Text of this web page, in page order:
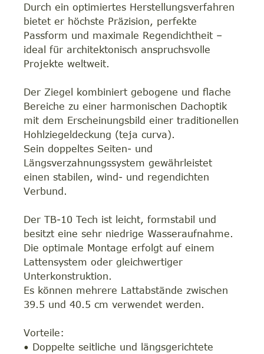
Durch ein optimiertes Herstellungsverfahren
bietet er höchste Präzision, perfekte
Passform und maximale Regendichtheit –
ideal für architektonisch anspruchsvolle
Projekte weltweit.
Der Ziegel kombiniert gebogene und flache
Bereiche zu einer harmonischen Dachoptik
mit dem Erscheinungsbild einer traditionellen
Hohlziegeldeckung (teja curva).
Sein doppeltes Seiten- und
Längsverzahnungssystem gewährleistet
einen stabilen, wind- und regendichten
Verbund.
Der TB-10 Tech ist leicht, formstabil und
besitzt eine sehr niedrige Wasseraufnahme.
Die optimale Montage erfolgt auf einem
Lattensystem oder gleichwertiger
Unterkonstruktion.
Es können mehrere Lattabstände zwischen
39.5 und 40.5 cm verwendet werden.
Vorteile:
• Doppelte seitliche und längsgerichtete